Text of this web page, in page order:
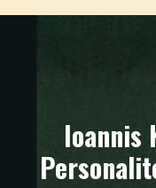
Ioannis